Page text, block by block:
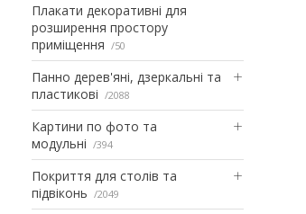
Плакати декоративні для
розширення простору
приміщення
50
Панно дерев'яні, дзеркальні та
пластикові
2088
Картини по фото та
модульні
394
Покриття для столів та
підвіконь
2049